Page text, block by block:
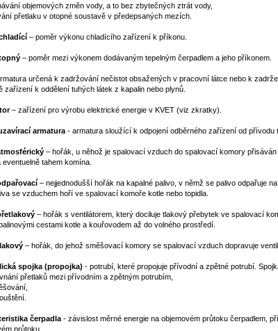
objemových změn vody, a to bez zbytečných ztrát vody,
přetlaku v otopné soustavě v předepsaných mezích.
– poměr výkonu chladícího zařízení k příkonu.
– poměr mezi výkonem dodávaným tepelným čerpadlem a jeho příkonem.
určená k zadržování nečistot obsažených v pracovní látce nebo k
zařízení k oddělení tuhých látek z kapalin nebo plynů.
– zařízení pro výrobu elektrické energie v KVET (viz zkratky).
armatura- armatura sloužící k odpojení odběrného zařízení od přívodu
– hořák, u něhož je spalovací vzduch do spalovací komory
tahem komína.
– nejjednodušší hořák na kapalné palivo, v němž se palivo odpařuje
se vzduchem hoří ve spalovací komoře kotle nebo topidla.
– hořák s ventilátorem, který dociluje tlakový přebytek ve spalovací
cestami kotle a kouřovodem až do volného prostředí.
– hořák, do jehož směšovací komory se spalovací vzduch dopravuje
spojka (propojka) - potrubí, které propojuje přívodní a zpětné potrubí.
přetlaků mezi přívodním a zpětným potrubím,
čerpadla- závislost měrné energie na objemovém průtoku čerpadlem,
průtoku.